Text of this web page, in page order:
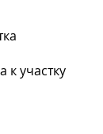
к участку